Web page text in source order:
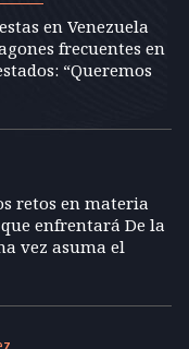
en Venezuela
frecuentes en
“Queremos
retos en materia
enfrentará De la
vez asuma el